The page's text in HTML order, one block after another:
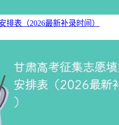
表（2026最新补录时间）